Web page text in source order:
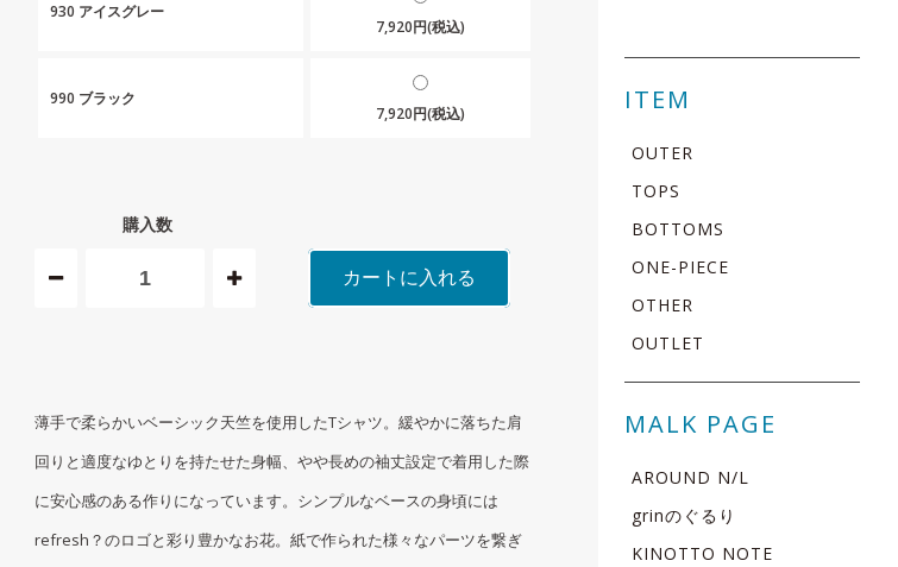
ITEM
OUTER
TOPS
BOTTOMS
ONE-PIECE
OTHER
OUTLET
MALK PAGE
AROUND N/L
grinのぐるり
KINOTTO NOTE
930 アイスグレー
7,920円(税込)
990 ブラック
7,920円(税込)
購入数
カートに入れる
薄手で柔らかいベーシック天竺を使用したTシャツ。緩やかに落ちた肩
回りと適度なゆとりを持たせた身幅、やや長めの袖丈設定で着用した際
に安心感のある作りになっています。シンプルなベースの身頃には
refresh？のロゴと彩り豊かなお花。紙で作られた様々なパーツを繋ぎ